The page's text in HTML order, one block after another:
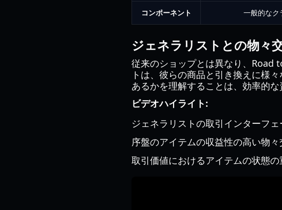
コンポーネント 一般的なク
ジェネラリストとの物々
従来のショップとは異なり、Road
トは、彼らの商品と引き換えに様
あるかを理解することは、効率的な
ビデオハイライト:
ジェネラリストの取引インターフ
序盤のアイテムの収益性の高い物々
取引価値におけるアイテムの状態の